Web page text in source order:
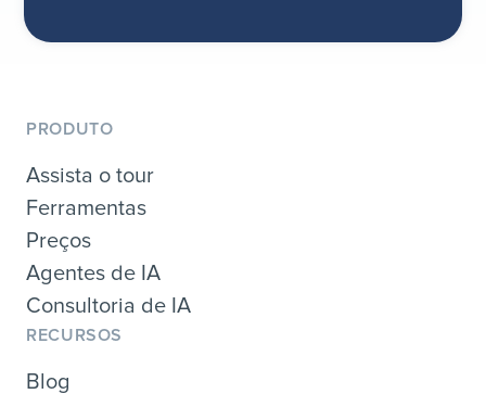
PRODUTO
Assista o tour
Ferramentas
Preços
Agentes de IA
Consultoria de IA
RECURSOS
Blog